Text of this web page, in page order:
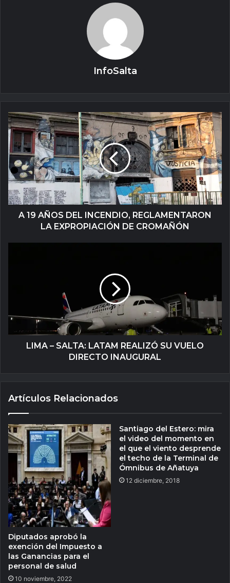
InfoSalta
A 19 AÑOS DEL INCENDIO, REGLAMENTARON
LA EXPROPIACIÓN DE CROMAÑÓN
LIMA – SALTA: LATAM REALIZÓ SU VUELO
DIRECTO INAUGURAL
Artículos Relacionados
Diputados aprobó la
exención del Impuesto a
las Ganancias para el
personal de salud
10 noviembre, 2022
Santiago del Estero: mira
el video del momento en
el que el viento desprende
el techo de la Terminal de
Ómnibus de Añatuya
12 diciembre, 2018